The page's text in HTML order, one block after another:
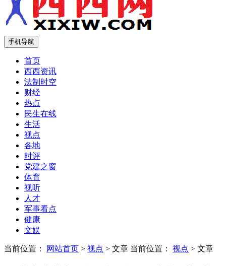
手机导航
首页
西西资讯
法制时空
财经
热点
民生在线
生活
视点
各地
时评
党建之窗
体育
视听
人才
军事看点
健康
文娱
当前位置： 网站首页 > 视点 > 文章 当前位置： 视点 > 文章